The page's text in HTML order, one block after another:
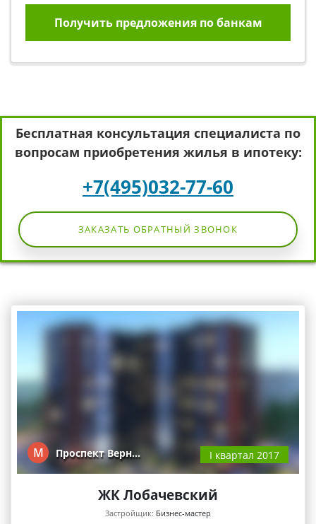
Получить предложения по банкам
Бесплатная консультация специалиста по
вопросам приобретения жилья в ипотеку:
+7(495)032-77-60
ЗАКАЗАТЬ ОБРАТНЫЙ ЗВОНОК
М Проспект Верн… I квартал 2017
ЖК Лобачевский
Застройщик: Бизнес-мастер